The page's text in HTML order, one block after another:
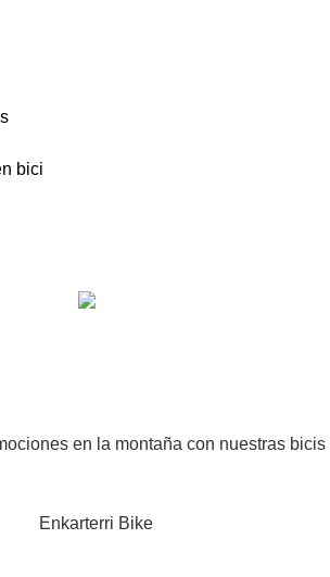
bici
en la montaña con nuestras bicis